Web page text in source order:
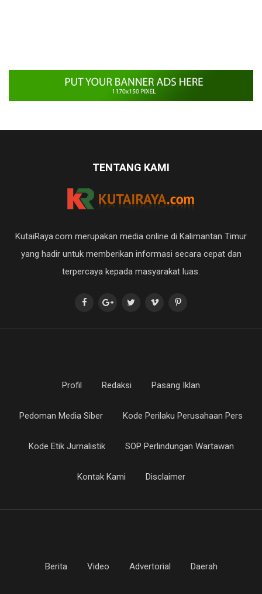
TENTANG KAMI
KutaiRaya.com merupakan media online di Kalimantan Timur
yang hadir untuk memberikan informasi secara cepat dan
terpercaya kepada masyarakat luas.
Profil Redaksi Pasang Iklan
Pedoman Media Siber Kode Perilaku Perusahaan Pers
Kode Etik Jurnalistik SOP Perlindungan Wartawan
Kontak Kami Disclaimer
Berita Video Advertorial Daerah